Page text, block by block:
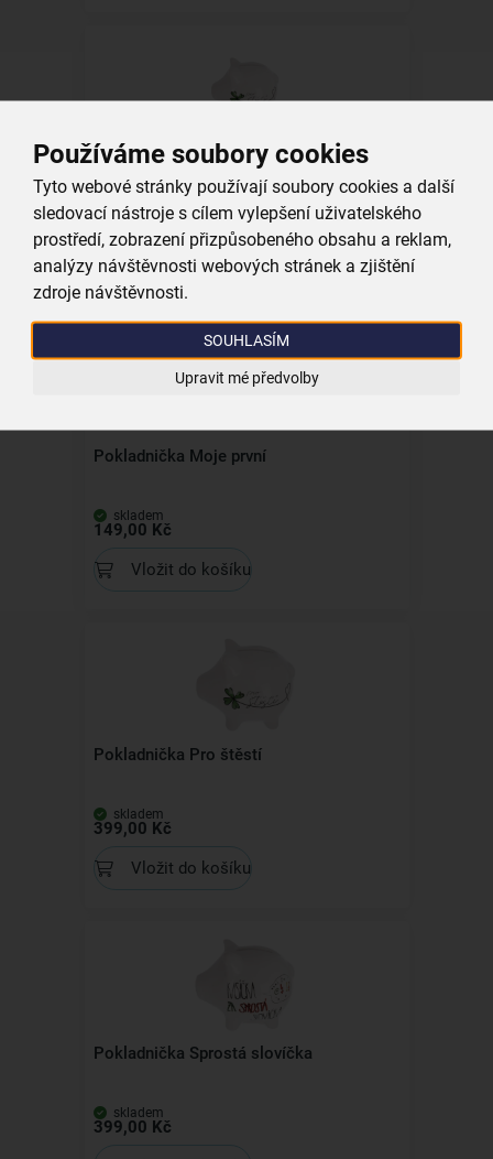
Používáme soubory cookies
Tyto webové stránky používají soubory cookies a další
sledovací nástroje s cílem vylepšení uživatelského
prostředí, zobrazení přizpůsobeného obsahu a reklam,
analýzy návštěvnosti webových stránek a zjištění
zdroje návštěvnosti.
SOUHLASÍM
Upravit mé předvolby
Pokladnička Pro štěstí
skladem
149,00 Kč
Vložit do košíku
Pokladnička Moje první
skladem
149,00 Kč
Vložit do košíku
Pokladnička Pro štěstí
skladem
399,00 Kč
Vložit do košíku
Pokladnička Sprostá slovíčka
skladem
399,00 Kč